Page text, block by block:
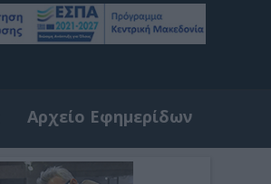
Αρχείο Εφημερίδων